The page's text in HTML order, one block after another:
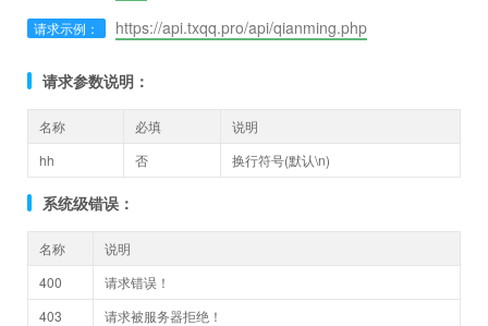
请求示例： https://api.txqq.pro/api/qianming.php
请求参数说明：
名称 必填
说明
hh
否 换行符号(默认\n)
系统级错误：
名称
说明
400
请求错误！
403
请求被服务器拒绝！